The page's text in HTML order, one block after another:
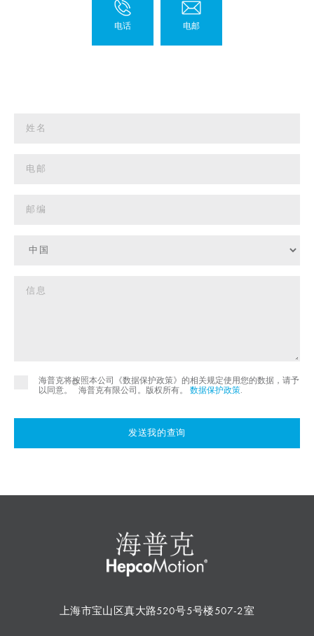
海普克将按照本公司《数据保护政策》的相关规定使用您的数据，请予
以同意。
©
海普克有限公司。版权所有。 数据保护政策
发送我的查询
上海市宝山区真大路520号5号楼507-2室